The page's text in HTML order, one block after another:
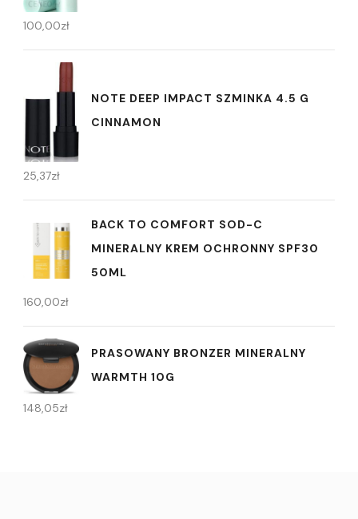
100,00zł
NOTE DEEP IMPACT SZMINKA 4.5 G
CINNAMON
25,37zł
BACK TO COMFORT SOD-C
MINERALNY KREM OCHRONNY SPF30
50ML
160,00zł
PRASOWANY BRONZER MINERALNY
WARMTH 10G
148,05zł